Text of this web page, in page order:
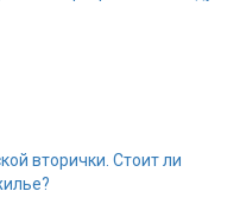
вторички. Стоит ли